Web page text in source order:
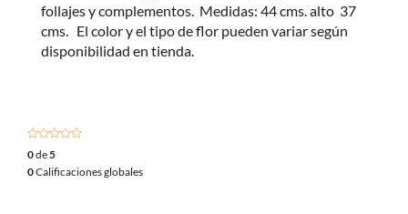
follajes y complementos. Medidas: 44 cms. alto 37
cms. El color y el tipo de flor pueden variar según
disponibilidad en tienda.
0de5
0Calificaciones globales